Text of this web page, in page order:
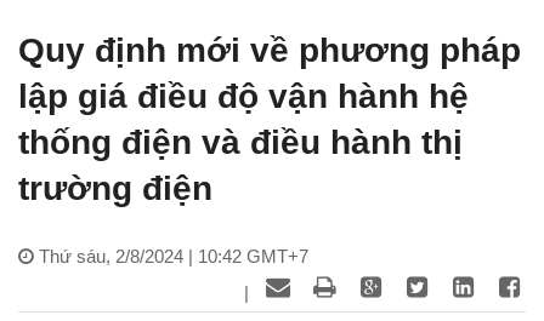
Quy định mới về phương pháp
lập giá điều độ vận hành hệ
thống điện và điều hành thị
trường điện
Thứ sáu, 2/8/2024 | 10:42 GMT+7
|